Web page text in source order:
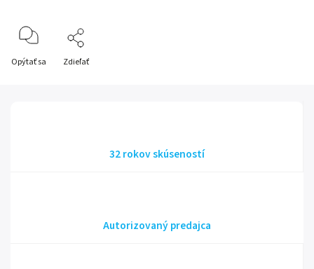
Opýtať sa Zdieľať
32 rokov skúseností
Autorizovaný predajca